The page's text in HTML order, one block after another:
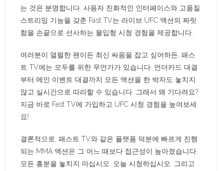
는 것은 분명합니다. 사용자 친화적인 인터페이스와 고품질
스트리밍 기능을 갖춘 Fast TV는 라이브 UFC 액션의 짜릿
함을 손끝으로 선사하는 몰입형 시청 경험을 제공합니다.
여러분이 열렬한 팬이든 최신 싸움을 잡고 싶어하든, 패스
트 TV에는 모두를 위한 무언가가 있습니다. 언더카드 대결
부터 메인 이벤트 대결까지 모든 액션을 한 박자도 놓치지
않고 실시간으로 따라할 수 있습니다. 그래서 왜 기다려요?
지금 바로 Fast TV에 가입하고 UFC 시청 경험을 높여보세
요!
결론적으로, 패스트 TV와 같은 플랫폼 덕분에 빠르게 진행
되는 MMA 액션은 그 어느 때보다 접근성이 높아졌습니다.
모든 흥분을 놓치지 마십시오. 오늘 시청하십시오. 그리고